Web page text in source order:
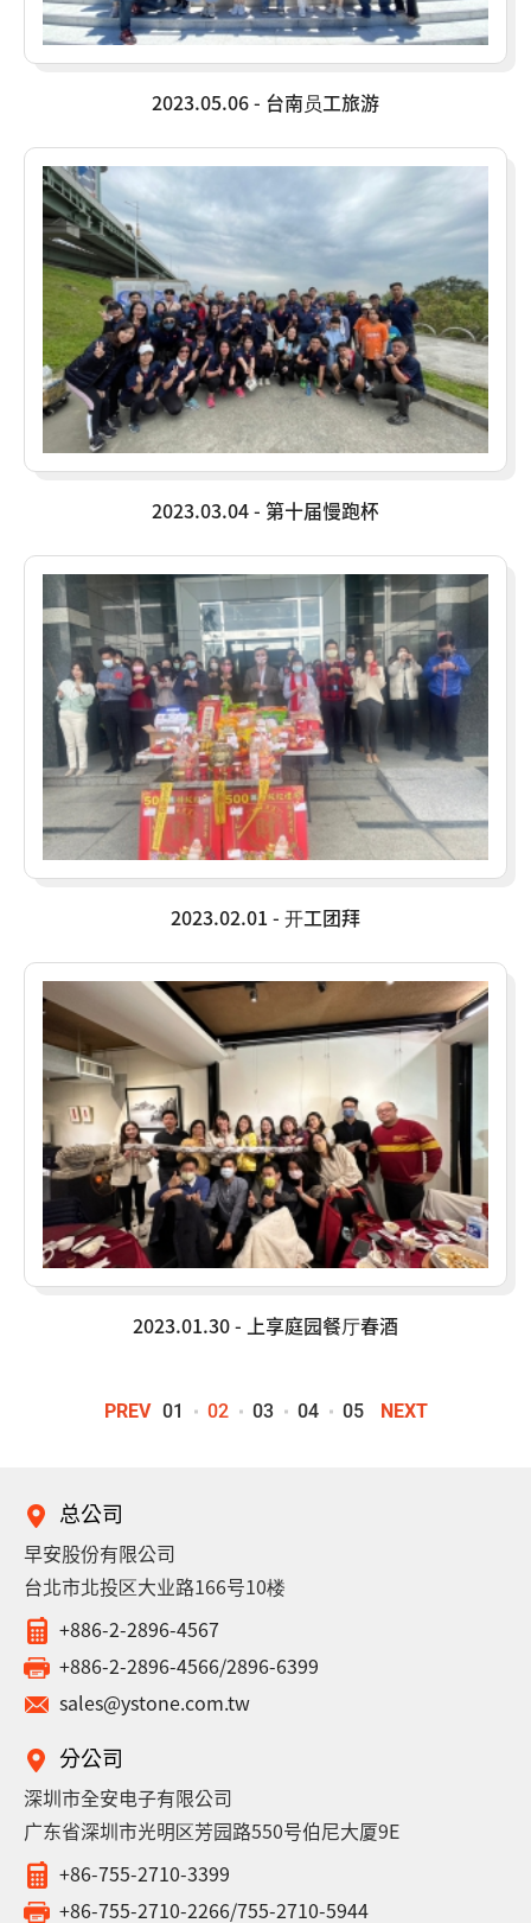
2023.05.06 - 台南员工旅游
2023.03.04 - 第十届慢跑杯
2023.02.01 - 开工团拜
2023.01.30 - 上享庭园餐厅春酒
PREV 01 02 03 04 05 NEXT
总公司
早安股份有限公司
台北市北投区大业路166号10楼
+886-2-2896-4567
+886-2-2896-4566/2896-6399
sales@ystone.com.tw
分公司
深圳市全安电子有限公司
广东省深圳市光明区芳园路550号伯尼大厦9E
+86-755-2710-3399
+86-755-2710-2266/755-2710-5944